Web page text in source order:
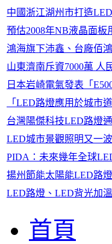
中國浙江湖州市打造
預估2008年NB液晶面
鴻海旗下沛鑫、台廠佰
山東濟南斥資7000萬 人
日本岩崎電氣發表「
「LED路燈應用於城市
台灣陽傑科技LED路燈
LED城市景觀照明又一
PIDA：未來幾年全球
揚州節能太陽能LED路
LED路燈、LED背光加
首頁